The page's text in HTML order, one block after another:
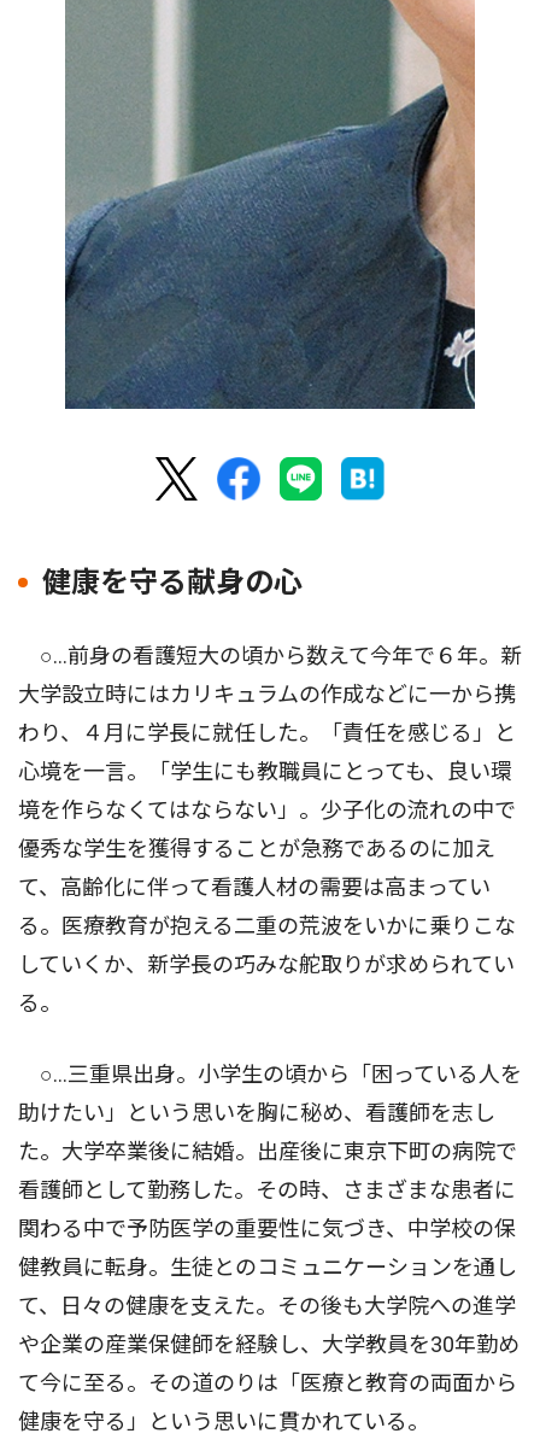
健康を守る献身の心
○…前身の看護短大の頃から数えて今年で６年。新
大学設立時にはカリキュラムの作成などに一から携
わり、４月に学長に就任した。「責任を感じる」と
心境を一言。「学生にも教職員にとっても、良い環
境を作らなくてはならない」。少子化の流れの中で
優秀な学生を獲得することが急務であるのに加え
て、高齢化に伴って看護人材の需要は高まってい
る。医療教育が抱える二重の荒波をいかに乗りこな
していくか、新学長の巧みな舵取りが求められてい
る。
○…三重県出身。小学生の頃から「困っている人を
助けたい」という思いを胸に秘め、看護師を志し
た。大学卒業後に結婚。出産後に東京下町の病院で
看護師として勤務した。その時、さまざまな患者に
関わる中で予防医学の重要性に気づき、中学校の保
健教員に転身。生徒とのコミュニケーションを通し
て、日々の健康を支えた。その後も大学院への進学
や企業の産業保健師を経験し、大学教員を30年勤め
て今に至る。その道のりは「医療と教育の両面から
健康を守る」という思いに貫かれている。